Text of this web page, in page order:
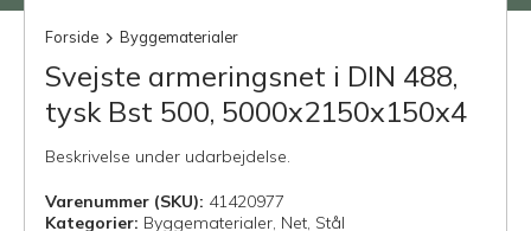
Forside Byggematerialer
Svejste armeringsnet i DIN 488,
tysk Bst 500, 5000x2150x150x4
Beskrivelse under udarbejdelse.
Varenummer (SKU): 41420977
Kategorier: Byggematerialer, Net, Stål